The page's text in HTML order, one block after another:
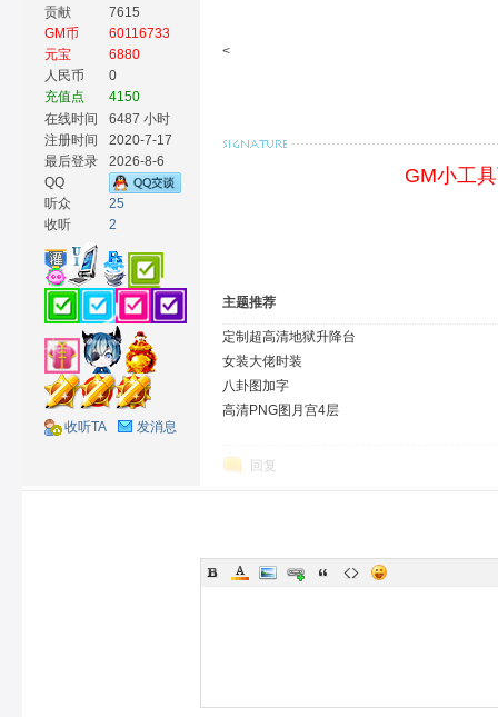
贡献
7615
GM币
60116733
元宝
6880
人民币
0
充值点
4150
在线时间
6487 小时
注册时间
2020-7-17
最后登录
2026-8-6
QQ
听众
25
收听
2
收听TA 发消息
<
GM小工
主题推荐
定制超高清地狱升降台
女装大佬时装
八卦图加字
高清PNG图月宫4层
回复